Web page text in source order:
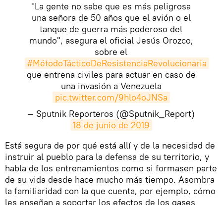
"La gente no sabe que es más peligrosa
una señora de 50 años que el avión o el
tanque de guerra más poderoso del
mundo", asegura el oficial Jesús Orozco,
sobre el
#MétodoTácticoDeResistenciaRevolucionaria
que entrena civiles para actuar en caso de
una invasión a Venezuela
pic.twitter.com/9hlo4oJNSa
— Sputnik Reporteros (@Sputnik_Report)
18 de junio de 2019
​Está segura de por qué está allí y de la necesidad de
instruir al pueblo para la defensa de su territorio, y
habla de los entrenamientos como si formasen parte
de su vida desde hace mucho más tiempo. Asombra
la familiaridad con la que cuenta, por ejemplo, cómo
les enseñan a soportar los efectos de los gases